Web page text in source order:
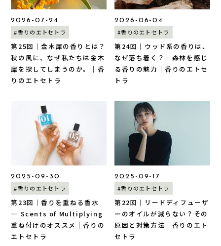
2026-07-24
#香りのエトセトラ
第25回｜金木犀の香りとは？
秋の風に、なぜ私たちは金木
犀を探してしまうのか。｜香
りのエトセトラ
2026-06-04
#香りのエトセトラ
第24回｜ウッド系の香りは、
なぜ落ち着く？｜森林を感じ
る香りの魅力｜香りのエトセ
トラ
2025-09-30
#香りのエトセトラ
第23回｜香りを重ねる香水
― Scents of Multiplying
重ね付けのオススメ｜香りの
エトセトラ
2025-09-17
#香りのエトセトラ
第22回｜リードディフューザ
ーのオイルが減らない？その
原因と対策方法｜香りのエト
セトラ